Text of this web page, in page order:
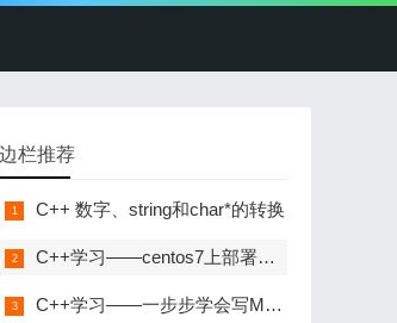
边栏推荐
C++ 数字、string和char*的转换
C++学习——centos7上部署C++开发环境
C++学习——一步步学会写Makefile